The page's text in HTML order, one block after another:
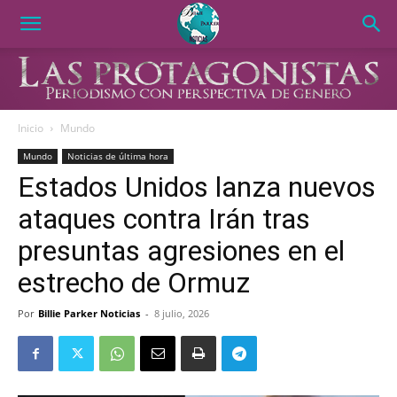
Inicio Mundo
Mundo Noticias de última hora
Estados Unidos lanza nuevos
ataques contra Irán tras
presuntas agresiones en el
estrecho de Ormuz
Por Billie Parker Noticias - 8 julio, 2026